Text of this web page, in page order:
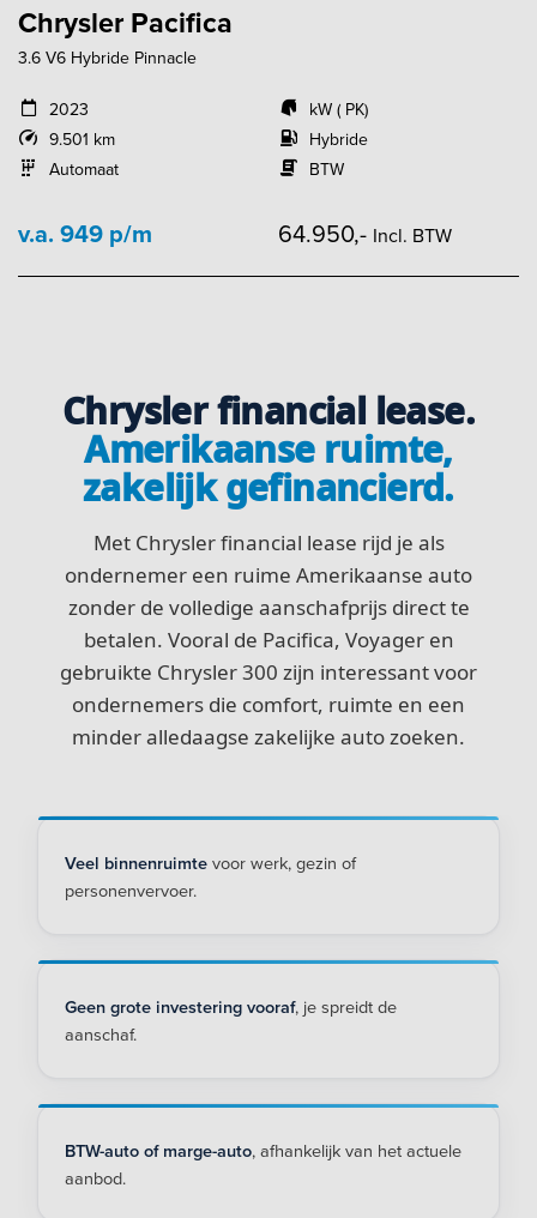
Chrysler Pacifica
3.6 V6 Hybride Pinnacle
2023
9.501 km
Automaat
kW ( PK)
Hybride
BTW
v.a. 949 p/m 64.950,- Incl. BTW
Chrysler financial lease.
Amerikaanse ruimte,
zakelijk gefinancierd.
Met Chrysler financial lease rijd je als
ondernemer een ruime Amerikaanse auto
zonder de volledige aanschafprijs direct te
betalen. Vooral de Pacifica, Voyager en
gebruikte Chrysler 300 zijn interessant voor
ondernemers die comfort, ruimte en een
minder alledaagse zakelijke auto zoeken.
Veel binnenruimtevoor werk, gezin of
personenvervoer.
Geen grote investering vooraf, je spreidt de
aanschaf.
BTW-auto of marge-auto, afhankelijk van het actuele
aanbod.